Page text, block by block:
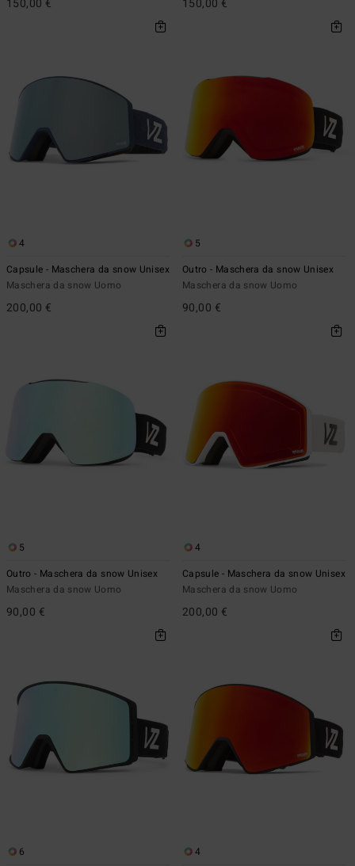
4
Capsule - Maschera da snow Unisex
Maschera da snow Uomo
200,00 €
5
Outro - Maschera da snow Unisex
Maschera da snow Uomo
90,00 €
5
Outro - Maschera da snow Unisex
Maschera da snow Uomo
90,00 €
4
Capsule - Maschera da snow Unisex
Maschera da snow Uomo
200,00 €
6
4